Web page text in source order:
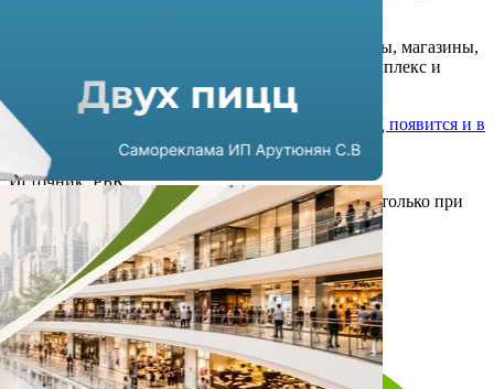
На территории в 1,8 Га появятся кафе и рестораны, магазины,
детские игровые зоны, тренажерный зал, спа-комплекс и
зимний сад.
Напомним, ранее стало известно, что
новый ТРЦ появится и в
Москве
Источник: РБК
Использование материалов портала допускается только при
наличии активной
ссылки на https://shopandmall.ru
Всего просмотров:2627 (+2)
Теги:Сочи